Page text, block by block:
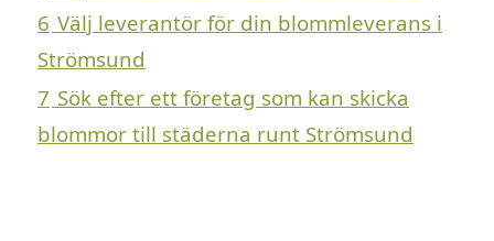
6 Välj leverantör för din blommleverans i
Strömsund
7 Sök efter ett företag som kan skicka
blommor till städerna runt Strömsund